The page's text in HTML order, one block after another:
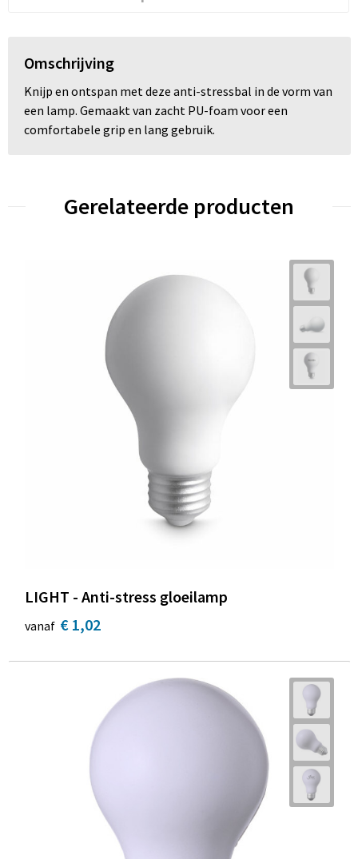
Omschrijving
Knijp en ontspan met deze anti-stressbal in de vorm van
een lamp. Gemaakt van zacht PU-foam voor een
comfortabele grip en lang gebruik.
Gerelateerde producten
LIGHT - Anti-stress gloeilamp
vanaf € 1,02